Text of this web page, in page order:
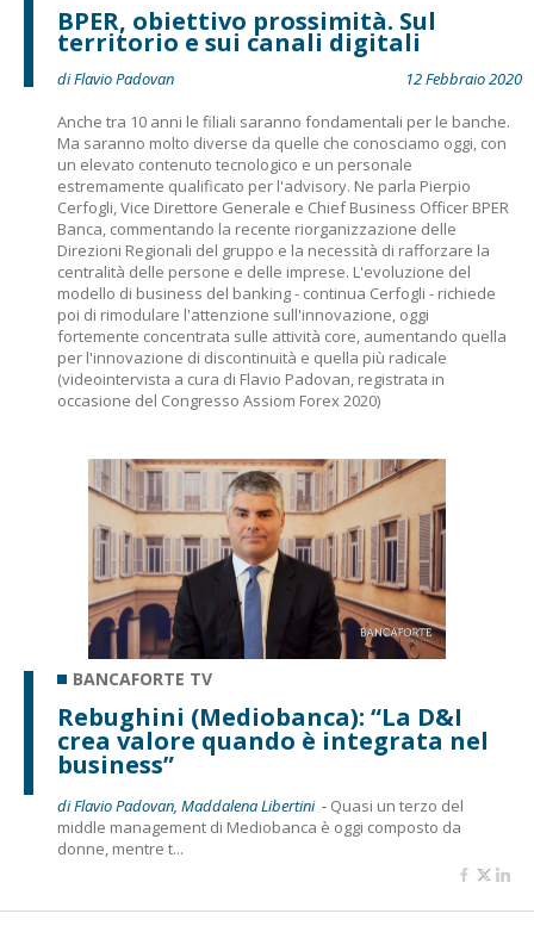
BPER, obiettivo prossimità. Sul
territorio e sui canali digitali
di Flavio Padovan
12 Febbraio 2020
Anche tra 10 anni le filiali saranno fondamentali per le banche.
Ma saranno molto diverse da quelle che conosciamo oggi, con
un elevato contenuto tecnologico e un personale
estremamente qualificato per l'advisory. Ne parla Pierpio
Cerfogli, Vice Direttore Generale e Chief Business Officer BPER
Banca, commentando la recente riorganizzazione delle
Direzioni Regionali del gruppo e la necessità di rafforzare la
centralità delle persone e delle imprese. L'evoluzione del
modello di business del banking - continua Cerfogli - richiede
poi di rimodulare l'attenzione sull'innovazione, oggi
fortemente concentrata sulle attività core, aumentando quella
per l'innovazione di discontinuità e quella più radicale
(videointervista a cura di Flavio Padovan, registrata in
occasione del Congresso Assiom Forex 2020)
BANCAFORTE TV
Rebughini (Mediobanca): “La D&I
crea valore quando è integrata nel
business”
di Flavio Padovan, Maddalena Libertini - Quasi un terzo del
middle management di Mediobanca è oggi composto da
donne, mentre t...